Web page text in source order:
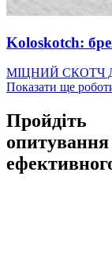
Koloskotch:
МІЦНИЙ СКОТЧ
Показати ще
Пройдіть